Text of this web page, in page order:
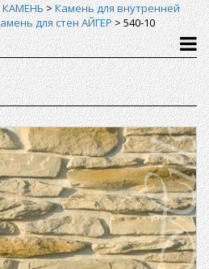
КАМЕНЬ>Камень для внутренней
для стен АЙГЕР>540-10